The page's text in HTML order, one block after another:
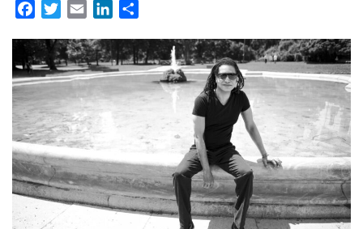
FacebookTwitterEmail LinkedIn